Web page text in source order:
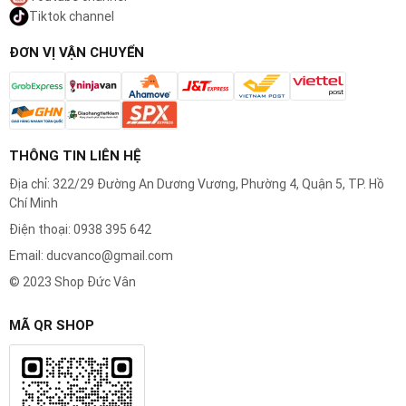
bền lâu.
3. Màng Bảo Vệ Siêu Mỏng:
chế tạo chính xác với các lỗ cắt siêu mỏng và
đa dạng kích thước để bảo vệ da tối đa mà vẫn
cho phép lưỡi cắt tiếp cận râu một cách hiệu
quả nhất.
Tiktok channel
ĐƠN VỊ VẬN CHUYỂN
THÔNG TIN LIÊN HỆ
Địa chỉ: 322/29 Đường An Dương Vương, Phường 4, Quận 5, TP. Hồ
Chí Minh
Điện thoại: 0938 395 642
Email: ducvanco@gmail.com
© 2023 Shop Đức Vân
MÃ QR SHOP